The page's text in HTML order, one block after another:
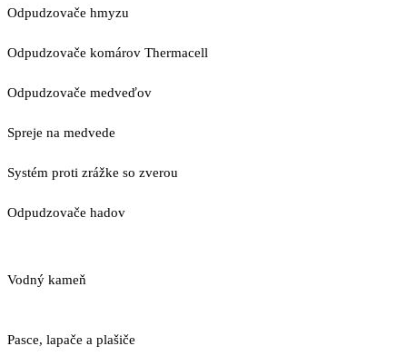
Odpudzovače hmyzu
Odpudzovače komárov Thermacell
Odpudzovače medveďov
Spreje na medvede
Systém proti zrážke so zverou
Odpudzovače hadov
Vodný kameň
Pasce, lapače a plašiče